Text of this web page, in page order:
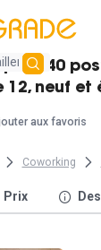
40
neuf et
aux favoris
Coworking
Prix